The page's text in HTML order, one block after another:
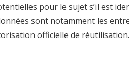
pour le sujet s’il est
sont notamment les
officielle de réutilisation.